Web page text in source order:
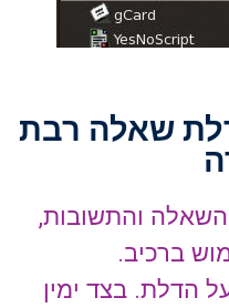
שאלה רבת
והתשובות,
ברכיב.
הדלת. בצד ימין